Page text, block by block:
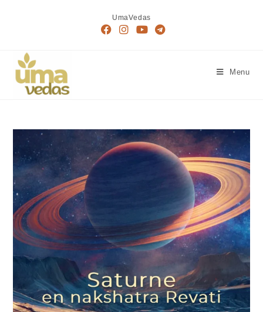
UmaVedas
Menu